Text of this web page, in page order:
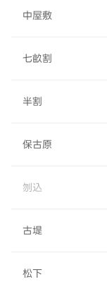
中屋敷
七畝割
半割
保古原
刎込
古堤
松下